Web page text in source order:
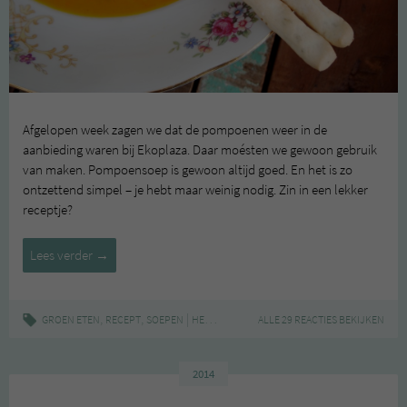
Afgelopen week zagen we dat de pompoenen weer in de
aanbieding waren bij Ekoplaza. Daar moésten we gewoon gebruik
van maken. Pompoensoep is gewoon altijd goed. En het is zo
ontzettend simpel – je hebt maar weinig nodig. Zin in een lekker
receptje?
Lees verder Groen
in
seizoen:
→
GROEN ETEN, RECEPT, SOEPEN HERFST LOW BUDGET ,POMPOEN,
ALLE 29 REACTIES BEKIJKEN
2014